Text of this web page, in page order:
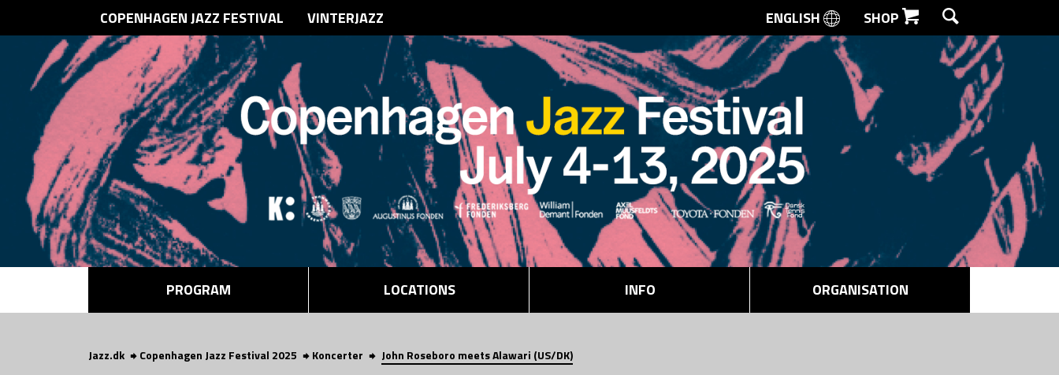
SØG
COPENHAGEN JAZZ FESTIVAL VINTERJAZZ ENGLISH SHOP
PROGRAM LOCATIONS INFO ORGANISATION
Jazz.dk Copenhagen Jazz Festival 2025 Koncerter John Roseboro meets Alawari (US/DK)